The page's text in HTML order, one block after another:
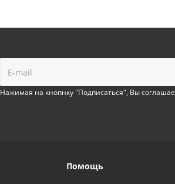
Нажимая на кнопнку "Подписаться", Вы
Помощь